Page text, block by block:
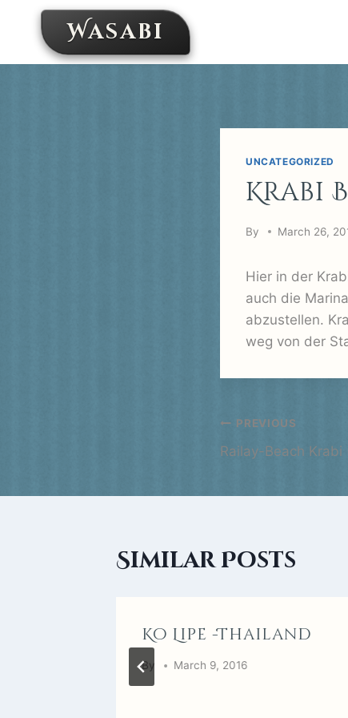
content
Wasabi
UNCATEGORIZED
Krabi
By March 26,
Hier in der
auch die
abzustellen.
weg von der
Post
PREVIOUS
Railay-Beach Krabi
Similar Posts
Ko Lipe -Thailand
By March 9, 2016